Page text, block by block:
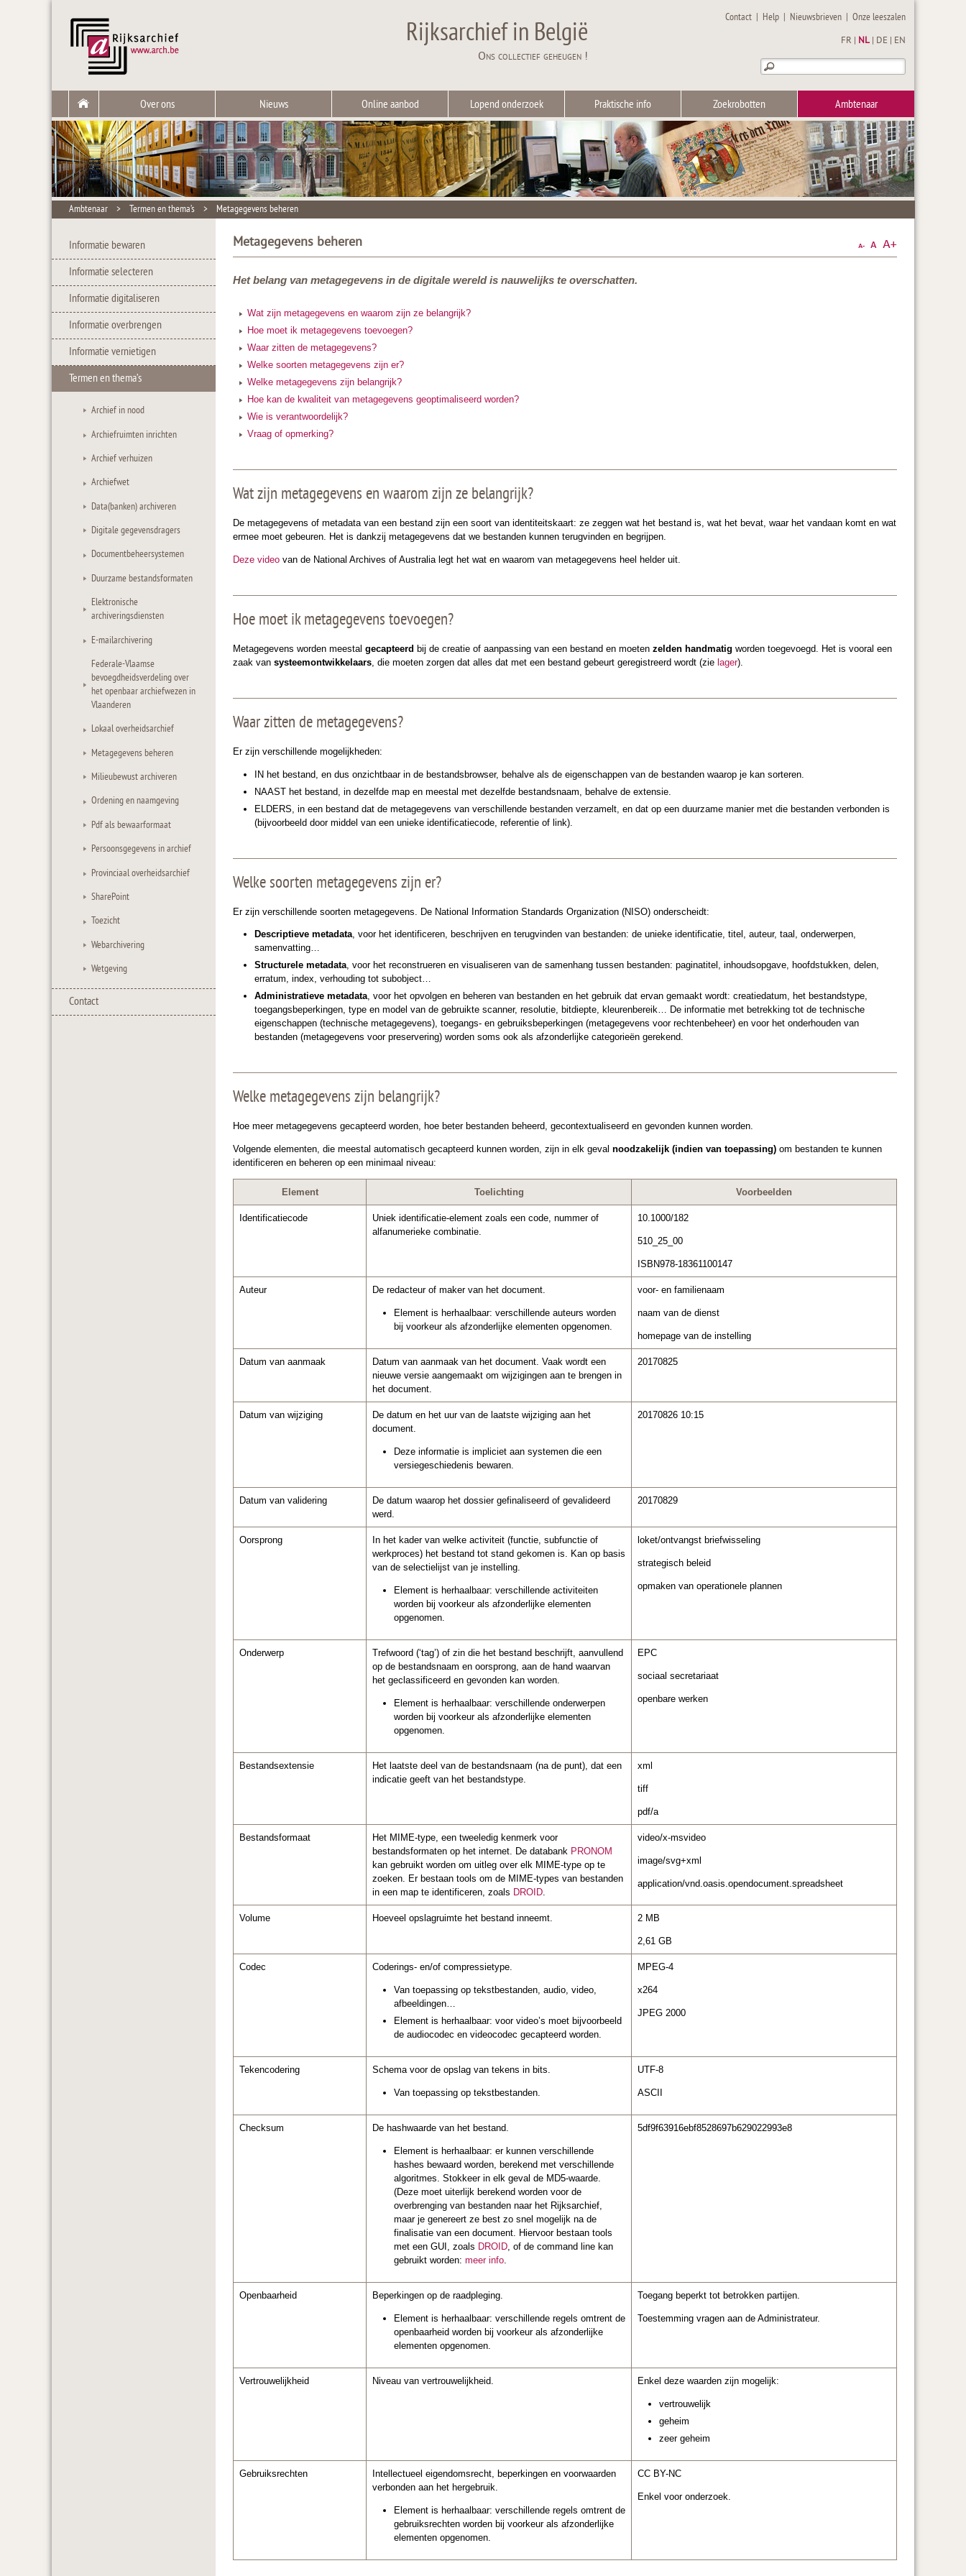
Rijksarchief in België
Ons collectief geheugen !
Contact | Help | Nieuwsbrieven |Onze leeszalen
FR NL DE EN
Over ons Nieuws Online aanbod Lopend onderzoek Praktische info Zoekrobotten Ambtenaar
Ambtenaar > Termen en thema’s > Metagegevens beheren
Informatie bewaren
Informatie selecteren
Informatie digitaliseren
Informatie overbrengen
Informatie vernietigen
Termen en thema’s
Archief in nood
Archiefruimten inrichten
Archief verhuizen
Archiefwet
Data(banken) archiveren
Digitale gegevensdragers
Documentbeheersystemen
Duurzame bestandsformaten
Elektronische
archiveringsdiensten
E-mailarchivering
Federale-Vlaamse
bevoegdheidsverdeling over
het openbaar archiefwezen in
Vlaanderen
Lokaal overheidsarchief
Metagegevens beheren
Milieubewust archiveren
Ordening en naamgeving
Pdf als bewaarformaat
Persoonsgegevens in archief
Provinciaal overheidsarchief
SharePoint
Toezicht
Webarchivering
Wetgeving
Contact
Metagegevens beheren
Het belang van metagegevens in de digitale wereld is nauwelijks te overschatten.
Wat zijn metagegevens en waarom zijn ze belangrijk?
Hoe moet ik metagegevens toevoegen?
Waar zitten de metagegevens?
Welke soorten metagegevens zijn er?
Welke metagegevens zijn belangrijk?
Hoe kan de kwaliteit van metagegevens geoptimaliseerd worden?
Wie is verantwoordelijk?
Vraag of opmerking?
Wat zijn metagegevens en waarom zijn ze belangrijk?
De metagegevens of metadata van een bestand zijn een soort van identiteitskaart: ze zeggen wat het bestand is, wat het bevat, waar het vandaan komt en wat
ermee moet gebeuren. Het is dankzij metagegevens dat we bestanden kunnen terugvinden en begrijpen.
Deze video van de National Archives of Australia legt het wat en waarom van metagegevens heel helder uit.
Hoe moet ik metagegevens toevoegen?
Metagegevens worden meestal gecapteerd bij de creatie of aanpassing van een bestand en moeten zelden handmatig worden toegevoegd. Het is vooral een
zaak van systeemontwikkelaars , die moeten zorgen dat alles dat met een bestand gebeurt geregistreerd wordt (zie lager).
Waar zitten de metagegevens?
Er zijn verschillende mogelijkheden:
IN het bestand, en dus onzichtbaar in de bestandsbrowser, behalve als de eigenschappen van de bestanden waarop je kan sorteren.
NAAST het bestand, in dezelfde map en meestal met dezelfde bestandsnaam, behalve de extensie.
ELDERS, in een bestand dat de metagegevens van verschillende bestanden verzamelt, en dat op een duurzame manier met die bestanden verbonden is
(bijvoorbeeld door middel van een unieke identificatiecode, referentie of link).
Welke soorten metagegevens zijn er?
Er zijn verschillende soorten metagegevens. De National Information Standards Organization (NISO) onderscheidt:
Descriptieve metadata, voor het identificeren, beschrijven en terugvinden van bestanden: de unieke identificatie, titel, auteur, taal, onderwerpen,
samenvatting…
Structurele metadata, voor het reconstrueren en visualiseren van de samenhang tussen bestanden: paginatitel, inhoudsopgave, hoofdstukken, delen,
erratum, index, verhouding tot subobject…
Administratieve metadata, voor het opvolgen en beheren van bestanden en het gebruik dat ervan gemaakt wordt: creatiedatum, het bestandstype,
toegangsbeperkingen, type en model van de gebruikte scanner, resolutie, bitdiepte, kleurenbereik… De informatie met betrekking tot de technische
eigenschappen (technische metagegevens), toegangs- en gebruiksbeperkingen (metagegevens voor rechtenbeheer) en voor het onderhouden van
bestanden (metagegevens voor preservering) worden soms ook als afzonderlijke categorieën gerekend.
Welke metagegevens zijn belangrijk?
Hoe meer metagegevens gecapteerd worden, hoe beter bestanden beheerd, gecontextualiseerd en gevonden kunnen worden.
Volgende elementen, die meestal automatisch gecapteerd kunnen worden, zijn in elk geval noodzakelijk (indien van toepassing) om bestanden te kunnen
identificeren en beheren op een minimaal niveau:
Element Toelichting Voorbeelden
Identificatiecode
Uniek identificatie-element zoals een code, nummer of
alfanumerieke combinatie.
10.1000/182
510_25_00
ISBN978-18361100147
Auteur De redacteur of maker van het document.
Element is herhaalbaar: verschillende auteurs worden
bij voorkeur als afzonderlijke elementen opgenomen.
voor- en familienaam
naam van de dienst
homepage van de instelling
Datum van aanmaak
Datum van aanmaak van het document. Vaak wordt een
nieuwe versie aangemaakt om wijzigingen aan te brengen in
het document.
20170825
Datum van wijziging
De datum en het uur van de laatste wijziging aan het
document.
Deze informatie is impliciet aan systemen die een
versiegeschiedenis bewaren.
20170826 10:15
Datum van validering
De datum waarop het dossier gefinaliseerd of gevalideerd
werd.
20170829
Oorsprong
In het kader van welke activiteit (functie, subfunctie of
werkproces) het bestand tot stand gekomen is. Kan op basis
van de selectielijst van je instelling.
Element is herhaalbaar: verschillende activiteiten
worden bij voorkeur als afzonderlijke elementen
opgenomen.
loket/ontvangst briefwisseling
strategisch beleid
opmaken van operationele plannen
Onderwerp
Trefwoord (‘tag’) of zin die het bestand beschrijft, aanvullend
op de bestandsnaam en oorsprong, aan de hand waarvan
het geclassificeerd en gevonden kan worden.
Element is herhaalbaar: verschillende onderwerpen
worden bij voorkeur als afzonderlijke elementen
opgenomen.
EPC
sociaal secretariaat
openbare werken
Bestandsextensie
Het laatste deel van de bestandsnaam (na de punt), dat een
indicatie geeft van het bestandstype.
xml
tiff
pdf/a
Bestandsformaat
Het MIME-type, een tweeledig kenmerk voor
bestandsformaten op het internet. De databank PRONOM
kan gebruikt worden om uitleg over elk MIME-type op te
zoeken. Er bestaan tools om de MIME-types van bestanden
in een map te identificeren, zoals DROID
video/x-msvideo
image/svg+xml
application/vnd.oasis.opendocument.spreadsheet
Volume Hoeveel opslagruimte het bestand inneemt. 2 MB
2,61 GB
Codec Coderings- en/of compressietype.
Van toepassing op tekstbestanden, audio, video,
afbeeldingen…
Element is herhaalbaar: voor video’s moet bijvoorbeeld
de audiocodec en videocodec gecapteerd worden.
MPEG-4
x264
JPEG 2000
Tekencodering Schema voor de opslag van tekens in bits.
Van toepassing op tekstbestanden.
UTF-8
ASCII
Checksum De hashwaarde van het bestand.
Element is herhaalbaar: er kunnen verschillende
hashes bewaard worden, berekend met verschillende
algoritmes. Stokkeer in elk geval de MD5-waarde.
(Deze moet uiterlijk berekend worden voor de
overbrenging van bestanden naar het Rijksarchief,
maar je genereert ze best zo snel mogelijk na de
finalisatie van een document. Hiervoor bestaan tools
met een GUI, zoals DROID , of de command line kan
gebruikt worden: meer info
5df9f63916ebf8528697b629022993e8
Openbaarheid Beperkingen op de raadpleging.
Element is herhaalbaar: verschillende regels omtrent de
openbaarheid worden bij voorkeur als afzonderlijke
elementen opgenomen.
Toegang beperkt tot betrokken partijen.
Toestemming vragen aan de Administrateur.
Vertrouwelijkheid Niveau van vertrouwelijkheid. Enkel deze waarden zijn mogelijk:
vertrouwelijk
geheim
zeer geheim
Gebruiksrechten
Intellectueel eigendomsrecht, beperkingen en voorwaarden
verbonden aan het hergebruik.
Element is herhaalbaar: verschillende regels omtrent de
gebruiksrechten worden bij voorkeur als afzonderlijke
elementen opgenomen.
CC BY-NC
Enkel voor onderzoek.